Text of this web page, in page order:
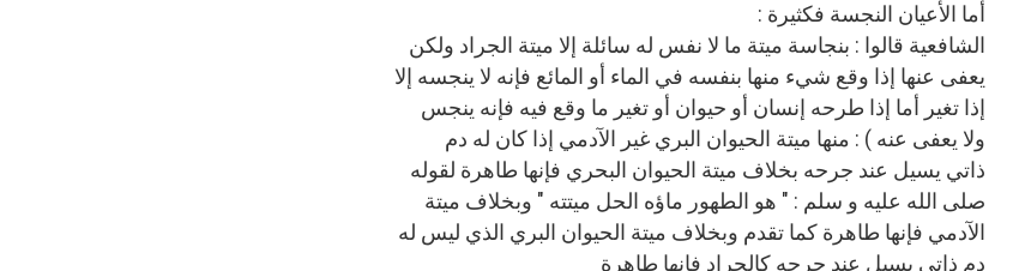
أما الأعيان النجسة فكثيرة :
الشافعية قالوا : بنجاسة ميتة ما لا نفس له سائلة إلا ميتة الجراد ولكن
يعفى عنها إذا وقع شيء منها بنفسه في الماء أو المائع فإنه لا ينجسه إلا
إذا تغير أما إذا طرحه إنسان أو حيوان أو تغير ما وقع فيه فإنه ينجس
ولا يعفى عنه ) : منها ميتة الحيوان البري غير الآدمي إذا كان له دم
ذاتي يسيل عند جرحه بخلاف ميتة الحيوان البحري فإنها طاهرة لقوله
صلى الله عليه و سلم : " هو الطهور ماؤه الحل ميتته " وبخلاف ميتة
الآدمي فإنها طاهرة كما تقدم وبخلاف ميتة الحيوان البري الذي ليس له
دم ذاتي يسيل عند جرحه كالجراد فإنها طاهرة